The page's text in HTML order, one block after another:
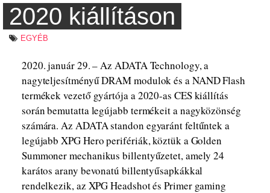
2020 kiállításon
EGYÉB
2020. január 29. – Az ADATA Technology, a
nagyteljesítményű DRAM modulok és a NAND Flash
termékek vezető gyártója a 2020-as CES kiállítás
során bemutatta legújabb termékeit a nagyközönség
számára. Az ADATA standon egyaránt feltűntek a
legújabb XPG Hero perifériák, köztük a Golden
Summoner mechanikus billentyűzetet, amely 24
karátos arany bevonatú billentyűsapkákkal
rendelkezik, az XPG Headshot és Primer gaming